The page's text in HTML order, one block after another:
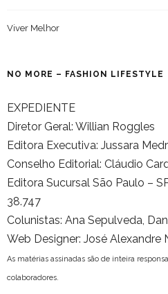
Viver Melhor
NO MORE – FASHION LIFESTYLE
EXPEDIENTE
Diretor Geral: Willian Roggles
Editora Executiva: Jussara
Conselho Editorial: Cláudio
Editora Sucursal São Paulo –
38.747
Colunistas: Ana Sepulveda,
Web Designer: José Alexandre
As matérias assinadas são de inteira
colaboradores.